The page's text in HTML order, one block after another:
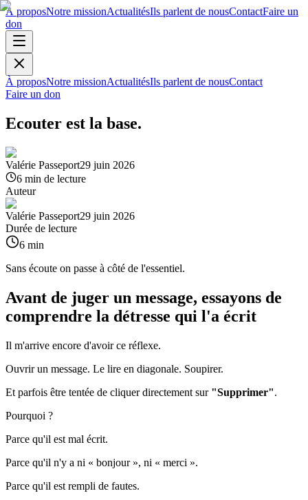
À proposNotre missionActualitésIls parlent de nousContactFaire un
don
À proposNotre missionActualitésIls parlent de nousContact
Faire un don
Ecouter est la base.
Valérie Passeport29 juin 2026
6 min de lecture
Auteur
Valérie Passeport29 juin 2026
Durée de lecture
6 min
Sans écoute on passe à côté de l'essentiel.
Avant de juger un message, essayons de
comprendre la détresse qui l'a écrit
Il m'arrive encore d'avoir ce réflexe.
Ouvrir un message. Le lire en diagonale. Soupirer.
Et parfois être tentée de cliquer directement sur "Supprimer".
Pourquoi ?
Parce qu'il est mal écrit.
Parce qu'il n'y a ni « bonjour », ni « merci ».
Parce qu'il est rempli de fautes.